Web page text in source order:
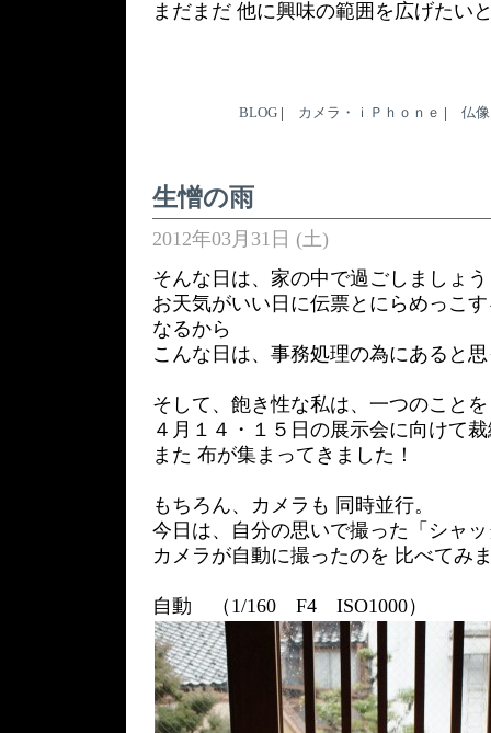
まだまだ 他に興味の範囲を広げたい
BLOG | カメラ・ｉＰｈｏｎｅ | 仏
生憎の雨
2012年03月31日 (土)
そんな日は、家の中で過ごしましょ
お天気がいい日に伝票とにらめっこ
なるから
こんな日は、事務処理の為にあると
そして、飽き性な私は、一つのこと
４月１４・１５日の展示会に向けて
また 布が集まってきました！
もちろん、カメラも 同時並行。
今日は、自分の思いで撮った「シャ
カメラが自動に撮ったのを 比べてみ
自動 （1/160 F4 ISO1000）